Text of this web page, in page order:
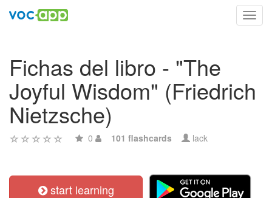
Fichas del libro - "The
Joyful Wisdom" (Friedrich
Nietzsche)
0 101 flashcards lack
start learning